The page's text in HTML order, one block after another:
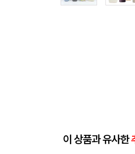
이 상품과 유사한